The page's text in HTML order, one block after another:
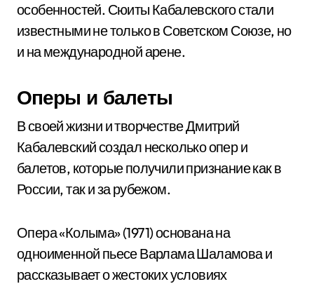
особенностей. Сюиты Кабалевского стали
известными не только в Советском Союзе, но
и на международной арене.
Оперы и балеты
В своей жизни и творчестве Дмитрий
Кабалевский создал несколько опер и
балетов, которые получили признание как в
России, так и за рубежом.
Опера «Колыма» (1971) основана на
одноименной пьесе Варлама Шаламова и
рассказывает о жестоких условиях